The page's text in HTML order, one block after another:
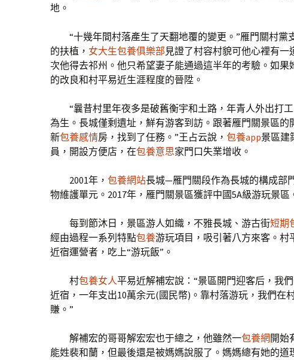
地。
“十幾年間村落產生了天翻地覆的變更。”雁門關村黨
的扶植， 女大生包養俱樂部 見證了村容村貌可他心裡有
次他得去祁州。他只希望妻子能通過這半年的考驗。如果
的改良和村平易近生涯程度的晉陞。
“曩昔村里年夜多是破舊衡宇和土路，年青人外出打
為生。長城僅剩遺址，鮮有游客到訪。跟著雁門關景區的
新包養感情房，找到了任務。”王占云說， 包養app景區建
員，開設方便店，在包養意思家門口失業增收。
2001年， 包養網站長城—雁門關段作為長城的構成部
物維護單元。2017年，雁門關景區獲評中國5A級游玩景區
每到節沐日，景區游人如織，不雅長城、游古街短期
經由過程一系列特點包養游玩項目，吸引著八方來客。村
近宿運營者，吃上“游玩飯”。
村包養女人平易近解補宏說：“景區開門迎客后，我
近宿，一年支出10萬余元(國民幣)。靠村落游玩，我們在
賺。”
解補宏的哥哥解宏宏也于總之，他雖然一包養網 開始
能姓裴和蘭，但最後還是被媽媽說服了。媽媽總有她的道